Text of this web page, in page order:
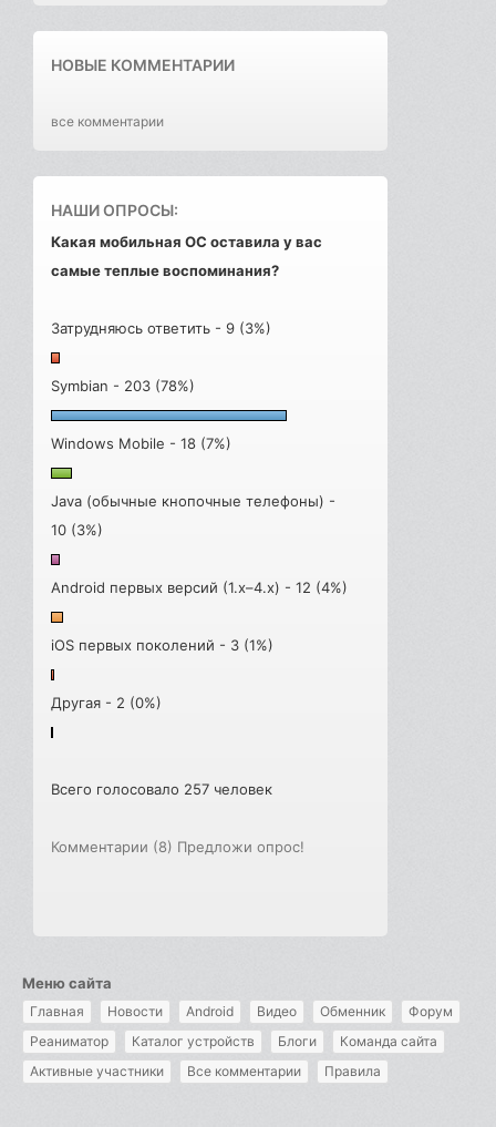
НОВЫЕ КОММЕНТАРИИ
все комментарии
НАШИ ОПРОСЫ:
Какая мобильная ОС оставила у вас
самые теплые воспоминания?
Затрудняюсь ответить - 9 (3%)
Symbian - 203 (78%)
Windows Mobile - 18 (7%)
Java (обычные кнопочные телефоны) -
10 (3%)
Android первых версий (1.x–4.x) - 12 (4%)
iOS первых поколений - 3 (1%)
Другая - 2 (0%)
Всего голосовало 257 человек
Комментарии (8) Предложи опрос!
Меню сайта
Главная Новости Android Видео Обменник
Форум
Реаниматор
Каталог устройств Блоги
Команда сайта
Активные участники
Все комментарии Правила